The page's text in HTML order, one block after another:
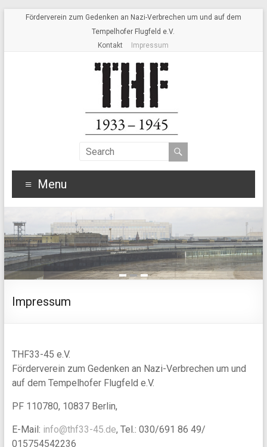
Förderverein zum Gedenken an Nazi-Verbrechen um und auf dem
Tempelhofer Flugfeld e.V.
Kontakt
Impressum
Menu
1 2 3
Impressum
THF33-45 e.V.
Förderverein zum Gedenken an Nazi-Verbrechen um und
auf dem Tempelhofer Flugfeld e.V.
PF 110780, 10837 Berlin,
E-Mail: info@thf33-45.de, Tel.: 030/691 86 49/
015754542236